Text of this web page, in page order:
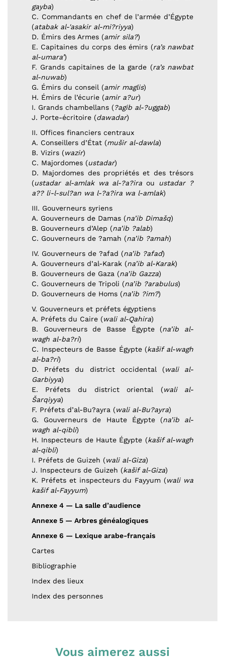
gayba)
C. Commandants en chef de l’armée d’Égypte
(atabak al-'asakir al-mi?riyya)
D. Émirs des Armes (amir sila?)
E. Capitaines du corps des émirs (ra’s nawbat
al-umara’)
F. Grands capitaines de la garde (ra’s nawbat
al-nuwab)
G. Émirs du conseil (amir maglis)
H. Émirs de l’écurie (amir a?ur)
I. Grands chambellans (?agib al-?uggab)
J. Porte-écritoire (dawadar)
II. Offices financiers centraux
A. Conseillers d’État (mušir al-dawla)
B. Vizirs (wazir)
C. Majordomes (ustadar)
D. Majordomes des propriétés et des trésors
(ustadar al-amlak wa al-?a?iraou ustadar ?
a?? li-l-sul?an wa l-?a?ira wa l-amlak)
III. Gouverneurs syriens
A. Gouverneurs de Damas (na’ib Dimašq)
B. Gouverneurs d’Alep (na’ib ?alab)
C. Gouverneurs de ?amah (na’ib ?amah)
IV. Gouverneurs de ?afad (na’ib ?afad)
A. Gouverneurs d’al-Karak (na’ib al-Karak)
B. Gouverneurs de Gaza (na’ib Gazza)
C. Gouverneurs de Tripoli (na’ib ?arabulus)
D. Gouverneurs de Homs (na’ib ?im?)
V. Gouverneurs et préfets égyptiens
A. Préfets du Caire (wali al-Qahira)
B. Gouverneurs de Basse Égypte (na’ib al-
wagh al-ba?ri)
C. Inspecteurs de Basse Égypte (kašif al-wagh
al-ba?ri)
D. Préfets du district occidental (wali al-
Garbiyya)
E. Préfets du district oriental (wali al-
Šarqiyya)
F. Préfets d’al-Bu?ayra (wali al-Bu?ayra)
G. Gouverneurs de Haute Égypte (na’ib al-
wagh al-qibli)
H. Inspecteurs de Haute Égypte (kašif al-wagh
al-qibli)
I. Préfets de Guizeh (wali al-Giza)
J. Inspecteurs de Guizeh (kašif al-Giza)
K. Préfets et inspecteurs du Fayyum (wali wa
kašif al-Fayyum)
Annexe 4 — La salle d’audience
Annexe 5 — Arbres généalogiques
Annexe 6 — Lexique arabe-français
Cartes
Bibliographie
Index des lieux
Index des personnes
Vous aimerez aussi